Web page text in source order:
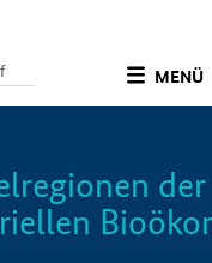
MENÜ
der